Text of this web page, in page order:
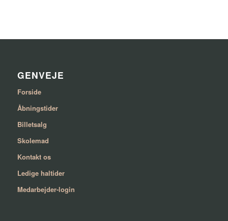
GENVEJE
Forside
Åbningstider
Billetsalg
Skolemad
Kontakt os
Ledige haltider
Medarbejder-login